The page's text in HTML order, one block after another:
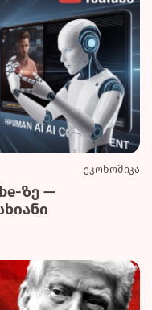
ეკონომიკა
ზე —